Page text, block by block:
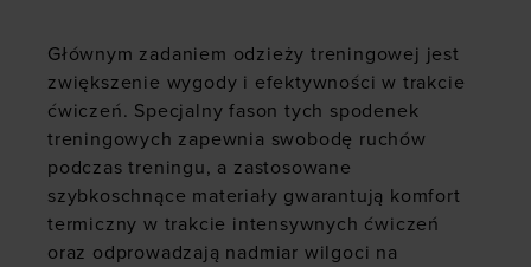
Głównym zadaniem odzieży treningowej jest
zwiększenie wygody i efektywności w trakcie
ćwiczeń. Specjalny fason tych spodenek
treningowych zapewnia swobodę ruchów
podczas treningu, a zastosowane
szybkoschnące materiały gwarantują komfort
termiczny w trakcie intensywnych ćwiczeń
oraz odprowadzają nadmiar wilgoci na